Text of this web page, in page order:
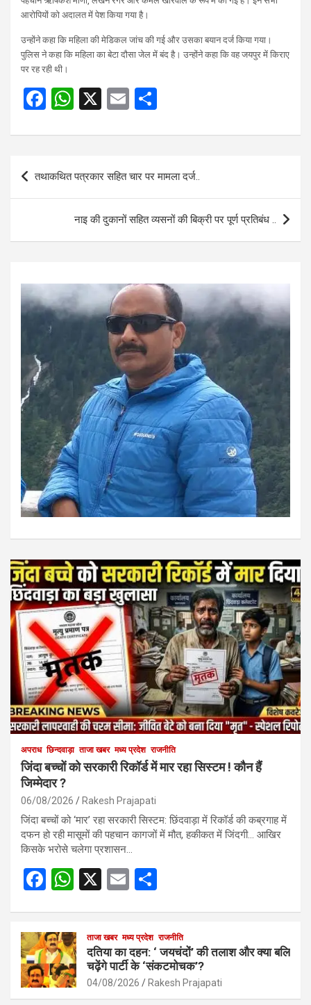
आरोपियों को अदालत में पेश किया गया है।
उन्होंने कहा कि महिला की मेडिकल जांच की गई और उसका बयान दर्ज किया गया।
पुलिस ने कहा कि महिला का बेटा दौसा जेल में बंद है। उन्होंने कहा कि वह जयपुर में किराए
पर रह रही थी।
F
ce
o
W
at
A
p
p
X
E
ail ar
Post
navigation
तथाकथित पत्रकार सहित चार पर मामला दर्ज..
नाइ की दुकानों सहित व्यसनों की बिक्री पर पूर्ण प्रतिबंध ..
अपराध छिन्दवाड़ा ताजा खबर मध्य प्रदेश राजनीति
जिंदा बच्चों को सरकारी रिकॉर्ड में मार रहा सिस्टम ! कौन हैं
जिम्मेदार ?
06/08/2026 Rakesh Prajapati
जिंदा बच्चों को ‘मार’ रहा सरकारी सिस्टम: छिंदवाड़ा में रिकॉर्ड की कब्रगाह में
दफन हो रही मासूमों की पहचान कागजों में मौत, हकीकत में जिंदगी… आखिर
किसके भरोसे चलेगा प्रशासन…
F
b
o
o
W
s
A
p
X
E
e
ताजा खबर मध्य प्रदेश राजनीति
दतिया का दहन: ‘ जयचंदों’ की तलाश और क्या बलि
चढ़ेंगे पार्टी के ‘संकटमोचक’?
04/08/2026 Rakesh Prajapati